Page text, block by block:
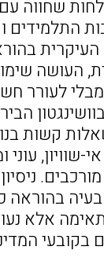
שחווה עם
התלמידים
העושה
לעורר
קשות
שוויון,
בהוראה
אלא
בקובעי